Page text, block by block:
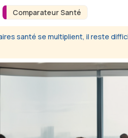
Comparateur Santé
santé se multiplient, il reste